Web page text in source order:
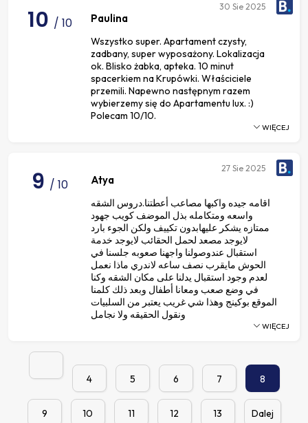
10 / 10 Paulina
Wszystko super. Apartament czysty,
zadbany, super wyposażony. Lokalizacja
ok. Blisko żabka, apteka. 10 minut
spacerkiem na Krupówki. Właściciele
przemili. Napewno następnym razem
wybierzemy się do Apartamentu lux. :)
Polecam 10/10.
30 Sie 2025
WIĘCEJ
9 / 10 Atya
اقامه جيده واكبها مصاعب أعطتنا.دروس الشقه
واسعه ومتكامله بذل الموضف كويب جهود
ممتازه يشكر عليهابدون تكييف ولكن الجوء بارد
لايوجد مصعد لحمل الحقائب لايوجد خدمة
استقبال عندوصولنا واجهنا صعوبه جلسنا في
الحوش مايقرب نصف ساعه لاندري ماذا نعمل
لعدم وجود استقبال يدلنا على مكان الشقه وكنا
في وضع صعب ومعانا أطفال وبعد ذلك كلمنا
الموقع بوكينج وهذا شي غريب يعتبر من السلبيات
ونقول الحقيقه ولا نجامل
27 Sie 2025
WIĘCEJ
4 5 6 7 8
9 10 11 12 13 Dalej